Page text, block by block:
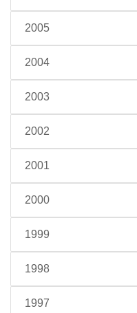
2005
2004
2003
2002
2001
2000
1999
1998
1997